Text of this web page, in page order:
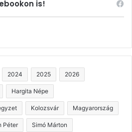
is!
2024 2025 2026
Hargita Népe
Kolozsvár Magyarország
Péter Simó Márton